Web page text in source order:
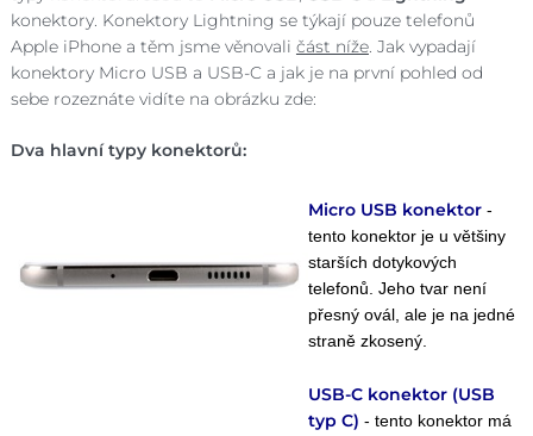
konektory. Konektory Lightning se týkají pouze telefonů
Apple iPhone a těm jsme věnovali část níže. Jak vypadají
konektory Micro USB a USB-C a jak je na první pohled od
sebe rozeznáte vidíte na obrázku zde:
Dva hlavní typy konektorů:
Micro USB konektor -
tento konektor je u většiny
starších dotykových
telefonů. Jeho tvar není
přesný ovál, ale je na jedné
straně zkosený.
USB-C konektor (USB
typ C) - tento konektor má